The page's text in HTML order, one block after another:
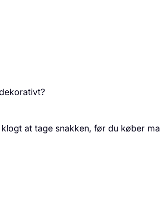
at tage snakken, før du køber